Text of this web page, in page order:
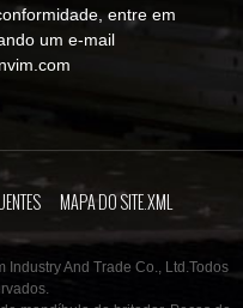
entre em
um e-mail
MAPA DO SITE.XML
And Trade Co., Ltd.Todos